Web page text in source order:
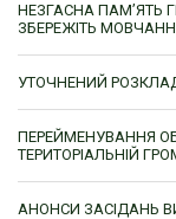
НЕЗГАСНА ПАМ’ЯТЬ
ЗБЕРЕЖІТЬ
УТОЧНЕНИЙ
ПЕРЕЙМЕНУВАННЯ
ТЕРИТОРІАЛЬНІЙ
АНОНСИ ЗАСІДАНЬ